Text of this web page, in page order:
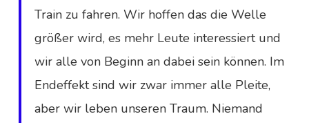
Train zu fahren. Wir hoffen das die Welle
größer wird, es mehr Leute interessiert und
wir alle von Beginn an dabei sein können. Im
Endeffekt sind wir zwar immer alle Pleite,
aber wir leben unseren Traum. Niemand